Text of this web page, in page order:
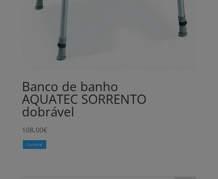
Banco de banho
AQUATEC SORRENTO
dobrável
108,00€
Comprar